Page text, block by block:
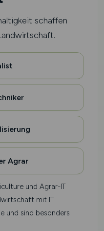
schaffen
Agrar
und Agrar-IT
mit IT-
und sind besonders